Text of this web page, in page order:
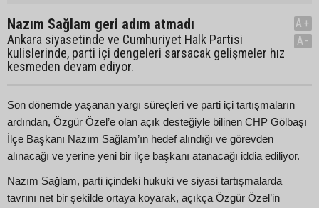
Nazım Sağlam geri adım atmadı
Ankara siyasetinde ve Cumhuriyet Halk Partisi
kulislerinde, parti içi dengeleri sarsacak gelişmeler hız
kesmeden devam ediyor.
A+
A-
Son dönemde yaşanan yargı süreçleri ve parti içi tartışmaların
ardından, Özgür Özel’e olan açık desteğiyle bilinen CHP Gölbaşı
İlçe Başkanı Nazım Sağlam’ın hedef alındığı ve görevden
alınacağı ve yerine yeni bir ilçe başkanı atanacağı iddia ediliyor.
Nazım Sağlam, parti içindeki hukuki ve siyasi tartışmalarda
tavrını net bir şekilde ortaya koyarak, açıkça Özgür Özel’in